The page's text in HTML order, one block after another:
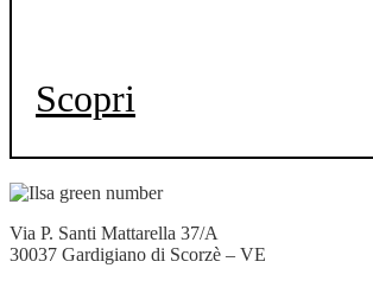
Scopri
Via P. Santi Mattarella 37/A
30037 Gardigiano di Scorzè – VE